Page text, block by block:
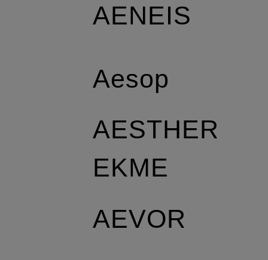
AENEIS
Aesop
AESTHER
EKME
AEVOR